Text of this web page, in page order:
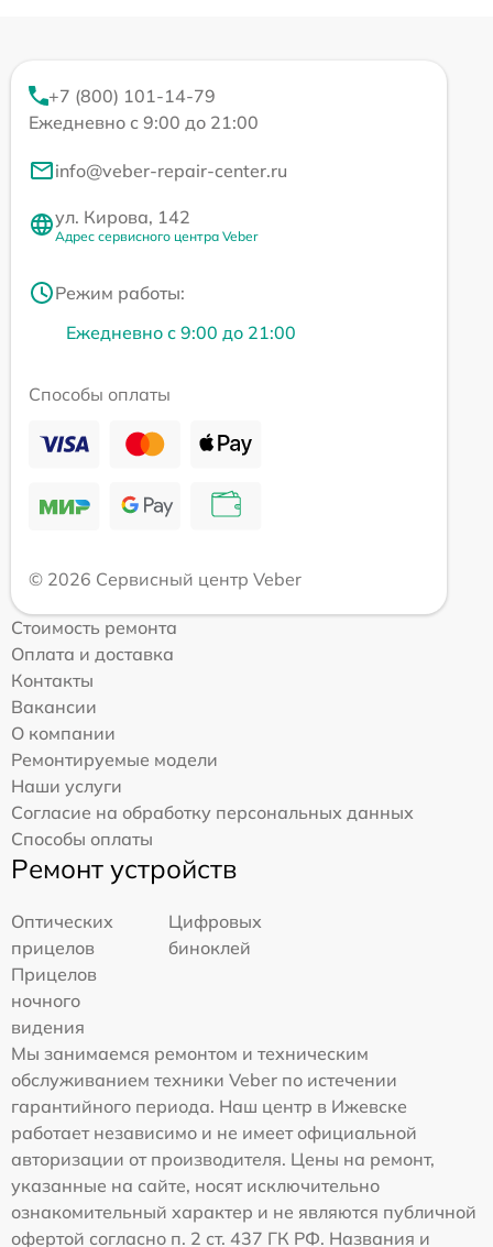
+7 (800) 101-14-79
Ежедневно с 9:00 до 21:00
info@veber-repair-center.ru
ул. Кирова, 142
Адрес сервисного центра Veber
Режим работы:
Ежедневно с 9:00 до 21:00
Способы оплаты
© 2026 Сервисный центр Veber
Стоимость ремонта
Оплата и доставка
Контакты
Вакансии
О компании
Ремонтируемые модели
Наши услуги
Согласие на обработку персональных данных
Способы оплаты
Ремонт устройств
Оптических
прицелов
Цифровых
биноклей
Прицелов
ночного
видения
Мы занимаемся ремонтом и техническим
обслуживанием техники Veber по истечении
гарантийного периода. Наш центр в Ижевске
работает независимо и не имеет официальной
авторизации от производителя. Цены на ремонт,
указанные на сайте, носят исключительно
ознакомительный характер и не являются публичной
офертой согласно п. 2 ст. 437 ГК РФ. Названия и